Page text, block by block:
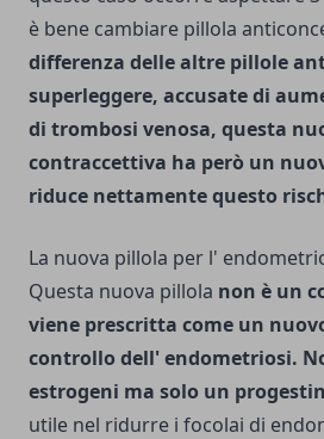
è bene cambiare pillola
differenza delle altre pillole
superleggere, accusate di
di trombosi venosa, questa
contraccettiva ha però un
riduce nettamente questo
La nuova pillola per l'
Questa nuova pillola non è un
viene prescritta come un
controllo dell' endometriosi.
estrogeni ma solo un
utile nel ridurre i focolai di